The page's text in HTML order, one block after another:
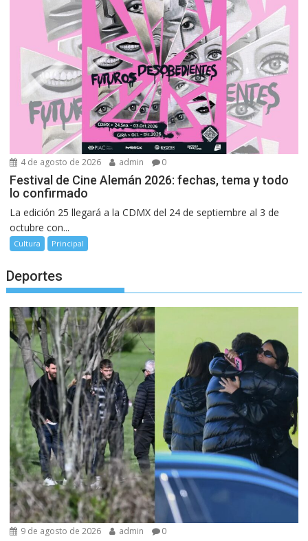
4 de agosto de 2026 admin 0
Festival de Cine Alemán 2026: fechas, tema y todo
lo confirmado
La edición 25 llegará a la CDMX del 24 de septiembre al 3 de
octubre con...
Cultura Principal
Deportes
9 de agosto de 2026 admin 0